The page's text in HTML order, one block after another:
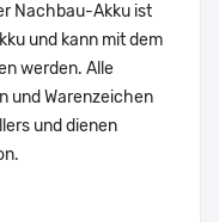
Nachbau-Akku ist
und kann mit dem
werden. Alle
und Warenzeichen
und dienen